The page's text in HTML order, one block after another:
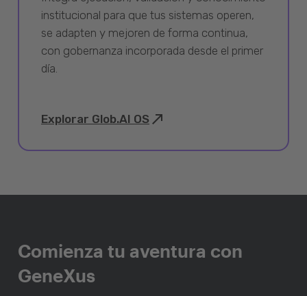
institucional para que tus sistemas operen,
se adapten y mejoren de forma continua,
con gobernanza incorporada desde el primer
día.
Explorar Glob.AI OS
Comienza tu aventura con
GeneXus